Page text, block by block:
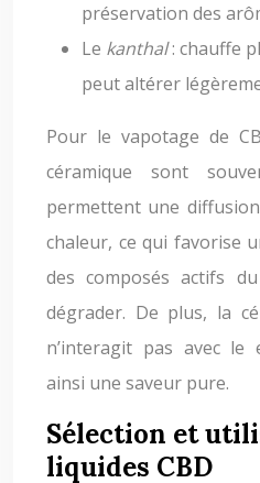
préservation des
Le kanthal: chauffe
peut altérer
Pour le vapotage de
céramique sont
permettent une
chaleur, ce qui favorise
des composés actifs
dégrader. De plus, la
n’interagit pas avec le
ainsi une saveur pure.
Sélection et
liquides CBD